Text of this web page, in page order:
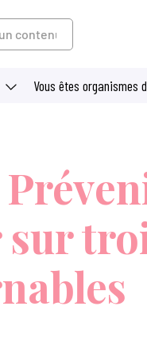
Vous êtes organismes